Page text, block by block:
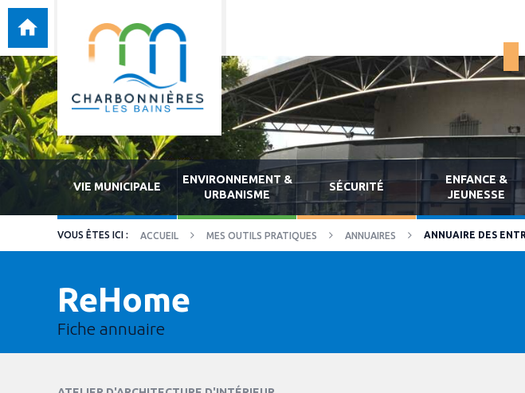
VIE MUNICIPALE
ENVIRONNEMENT &
URBANISME
SÉCURITÉ
ENFANCE &
JEUNESSE
ACCUEIL MES OUTILS PRATIQUES ANNUAIRES ANNUAIRE DES
ReHome
Fiche annuaire